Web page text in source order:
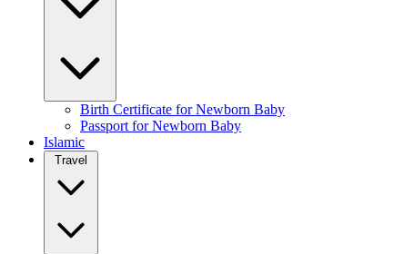
Birth Certificate for Newborn Baby
Passport for Newborn Baby
Islamic